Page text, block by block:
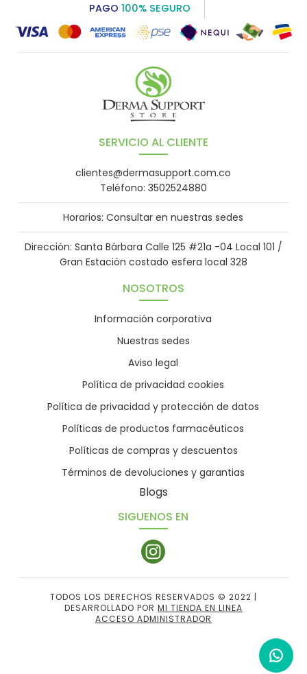
PAGO 100% SEGURO
SERVICIO AL CLIENTE
clientes@dermasupport.com.co
Teléfono: 3502524880
Horarios: Consultar en nuestras sedes
Dirección: Santa Bárbara Calle 125 #21a -04 Local 101 /
Gran Estación costado esfera local 328
NOSOTROS
Información corporativa
Nuestras sedes
Aviso legal
Política de privacidad cookies
Política de privacidad y protección de datos
Políticas de productos farmacéuticos
Políticas de compras y descuentos
Términos de devoluciones y garantias
Blogs
SIGUENOS EN
TODOS LOS DERECHOS RESERVADOS © 2022 |
DESARROLLADO POR MI TIENDA EN LINEA
ACCESO ADMINISTRADOR